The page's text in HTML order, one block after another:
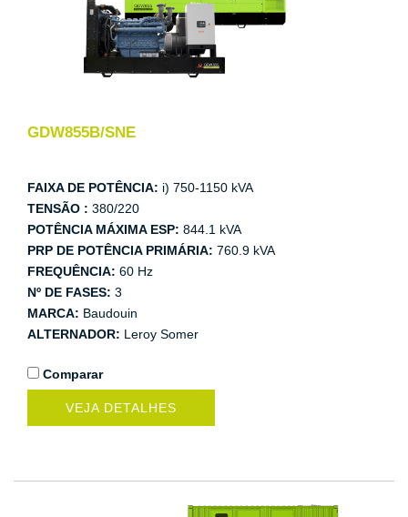
GDW855B/SNE
FAIXA DE POTÊNCIA: i) 750-1150 kVA
TENSÃO : 380/220
POTÊNCIA MÁXIMA ESP: 844.1 kVA
PRP DE POTÊNCIA PRIMÁRIA: 760.9 kVA
FREQUÊNCIA: 60 Hz
Nº DE FASES: 3
MARCA: Baudouin
ALTERNADOR: Leroy Somer
Comparar
VEJA DETALHES